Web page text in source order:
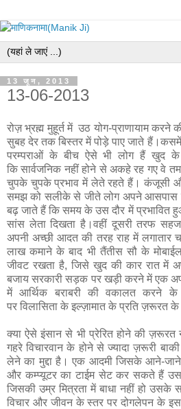
13 जून, 2013
13-06-2013
रोज़ भ्रह्म मुहूर्त में उठ योग-प्राणायाम
सुबह देर तक बिस्तर में पोड़े पाए जाते
परम्पराओं के बीच ऐसे भी लोग हैं खुद
कि सार्वजनिक नहीं होने से अकहे रह गए वे
चुपके चुपके प्रभाव में लेते रहते हैं। कंजूसी और
समझ को सलीके से जीते लोग अपने आसपास
बढ़ जाते हैं कि समय के उस दौर में प्रभावित
सांस लेता दिखता है।वहीं दूसरी तरफ
अपनी अच्छी आदत की तरह राह में
लाख कमाने के बाद भी तैंतीस सौ के
जीवट रखता है, जिसे खुद की कार रात में
बजाय सरकारी सड़क पर खड़ी करने में एक
में आर्थिक बराबरी की वकालत करने
पर विलासिता के इल्ज़ामात के प्रति ज़रूरत
क्या ऐसे इंसान से भी प्रेरित होने की
गहरे विचारवान के होने से ज्यादा ज़रूरी
लेने का मुद्दा है। एक आदमी जिसके आने-
और कम्प्यूटर का टाईम सेट कर सकते हैं
जिसकी उम्र मित्रता में बाधा नहीं हो
विचार और जीवन के स्तर पर दोगलेपन के